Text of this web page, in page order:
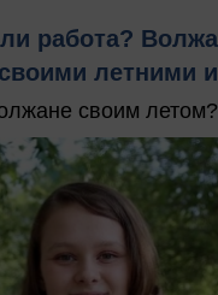
работа?
летними
своим летом?